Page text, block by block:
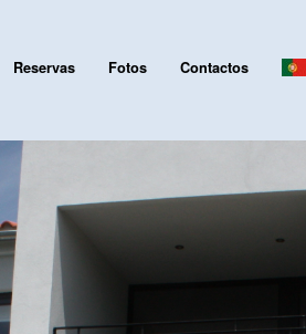
Reservas Fotos Contactos